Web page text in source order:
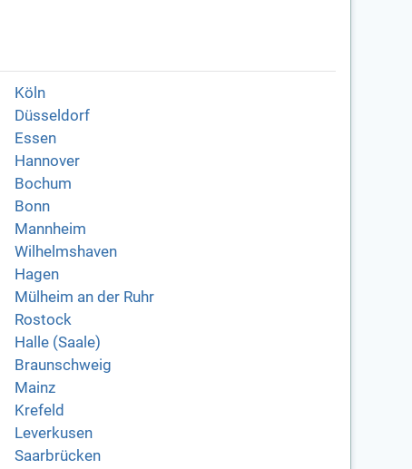
Köln
Düsseldorf
Essen
Hannover
Bochum
Bonn
Mannheim
Wilhelmshaven
Hagen
Mülheim an der Ruhr
Rostock
Halle (Saale)
Braunschweig
Mainz
Krefeld
Leverkusen
Saarbrücken